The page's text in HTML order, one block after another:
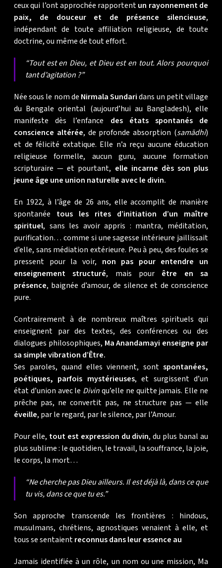
ceux qui l’ont approchée rapportentun rayonnement de
paix, de douceur et de présence silencieuse,
indépendant de toute affiliation religieuse, de toute
doctrine, ou même de tout effort.
“Tout est en Dieu, et Dieu est en tout. Alors pourquoi
tant d’agitation ?”
Née sous le nom de Nirmala Sundaridans un petit village
du Bengale oriental (aujourd’hui au Bangladesh), elle
manifeste dès l’enfance des états spontanés de
conscience altérée, de profonde absorption (samādhi)
et de félicité extatique. Elle n’a reçu aucune éducation
religieuse formelle, aucun guru, aucune formation
scripturaire — et pourtant, elle incarne dès son plus
jeune âge une union naturelle avec le divin.
En 1922, à l’âge de 26 ans, elle accomplit de manière
spontanée tous les rites d’initiation d’un maître
spirituel, sans les avoir appris : mantra, méditation,
purification… comme si une sagesse intérieure jaillissait
d’elle, sans médiation extérieure. Peu à peu, des foules se
pressent pour la voir, non pas pour entendre un
enseignement structuré, mais pour être en sa
présence, baignée d’amour, de silence et de conscience
pure.
Contrairement à de nombreux maîtres spirituels qui
enseignent par des textes, des conférences ou des
dialogues philosophiques, Ma Anandamayi enseigne par
sa simple vibration d’Être.
Ses paroles, quand elles viennent, sont spontanées,
poétiques, parfois mystérieuses, et surgissent d’un
état d’union avec le Divinqu’elle ne quitte jamais. Elle ne
prêche pas, ne convertit pas, ne structure pas — elle
éveille, par le regard, par le silence, par l’Amour.
Pour elle, tout est expression du divin, du plus banal au
plus sublime : le quotidien, le travail, la souffrance, la joie,
le corps, la mort…
“Ne cherche pas Dieu ailleurs. Il est déjà là, dans ce que
tu vis, dans ce que tu es.”
Son approche transcende les frontières : hindous,
musulmans, chrétiens, agnostiques venaient à elle, et
tous se sentaientreconnus dans leur essence au
Jamais identifiée à un rôle, un nom ou une mission, Ma